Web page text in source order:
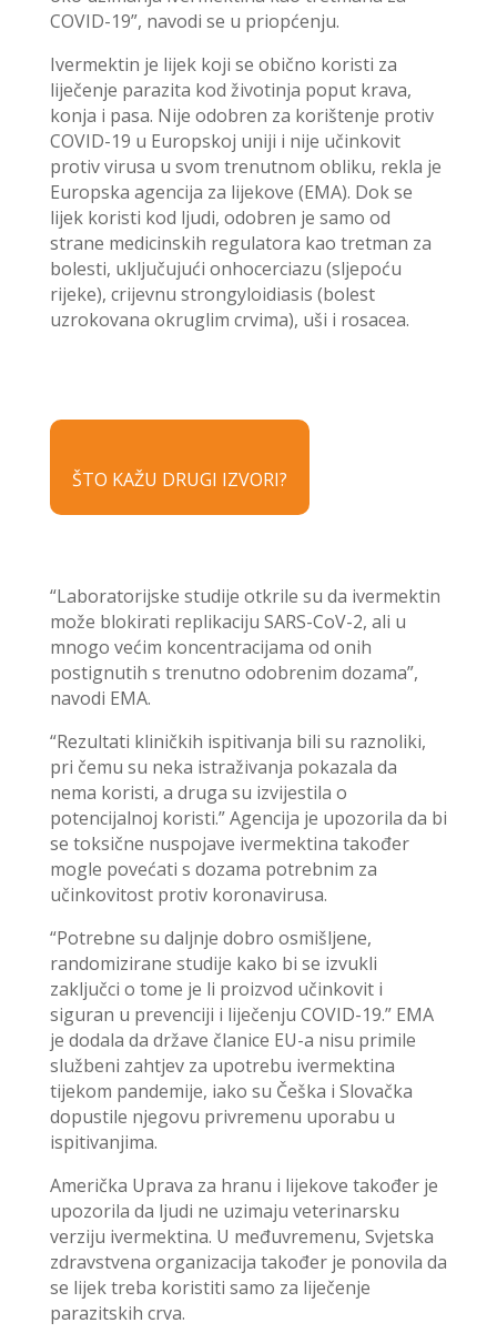
COVID-19”, navodi se u priopćenju.
Ivermektin je lijek koji se obično koristi za
liječenje parazita kod životinja poput krava,
konja i pasa. Nije odobren za korištenje protiv
COVID-19 u Europskoj uniji i nije učinkovit
protiv virusa u svom trenutnom obliku, rekla je
Europska agencija za lijekove (EMA). Dok se
lijek koristi kod ljudi, odobren je samo od
strane medicinskih regulatora kao tretman za
bolesti, uključujući onhocerciazu (sljepoću
rijeke), crijevnu strongyloidiasis (bolest
uzrokovana okruglim crvima), uši i rosacea.
ŠTO KAŽU DRUGI IZVORI?
“Laboratorijske studije otkrile su da ivermektin
može blokirati replikaciju SARS-CoV-2, ali u
mnogo većim koncentracijama od onih
postignutih s trenutno odobrenim dozama”,
navodi EMA.
“Rezultati kliničkih ispitivanja bili su raznoliki,
pri čemu su neka istraživanja pokazala da
nema koristi, a druga su izvijestila o
potencijalnoj koristi.” Agencija je upozorila da bi
se toksične nuspojave ivermektina također
mogle povećati s dozama potrebnim za
učinkovitost protiv koronavirusa.
“Potrebne su daljnje dobro osmišljene,
randomizirane studije kako bi se izvukli
zaključci o tome je li proizvod učinkovit i
siguran u prevenciji i liječenju COVID-19.” EMA
je dodala da države članice EU-a nisu primile
službeni zahtjev za upotrebu ivermektina
tijekom pandemije, iako su Češka i Slovačka
dopustile njegovu privremenu uporabu u
ispitivanjima.
Američka Uprava za hranu i lijekove također je
upozorila da ljudi ne uzimaju veterinarsku
verziju ivermektina. U međuvremenu, Svjetska
zdravstvena organizacija također je ponovila da
se lijek treba koristiti samo za liječenje
parazitskih crva.